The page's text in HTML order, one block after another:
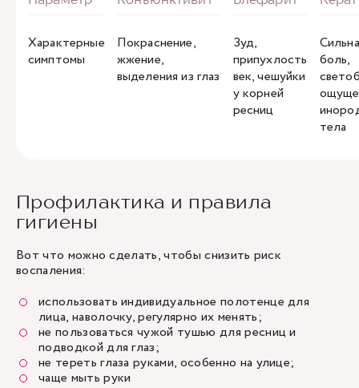
Характерные
симптомы
Покраснение,
жжение,
выделения из глаз
Зуд,
припухлость
век, чешуйки
у корней
ресниц
боль,
тела
Профилактика и правила
гигиены
Вот что можно сделать, чтобы снизить риск
воспаления:
использовать индивидуальное полотенце для
лица, наволочку, регулярно их менять;
не пользоваться чужой тушью для ресниц и
подводкой для глаз;
не тереть глаза руками, особенно на улице;
чаще мыть руки